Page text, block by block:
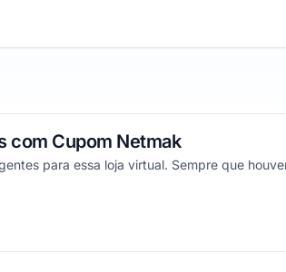
com Cupom Netmak
para essa loja virtual. Sempre que